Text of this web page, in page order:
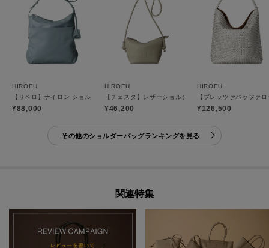
HIROFU
【リベロ】ナイロン ショルダーバッグ M（商品番号：P25-39508）
¥88,000
HIROFU
【チェスタ】レザーショルダーバッグ S 2WAY 本革
¥46,200
HIROFU
【ブレッツァバッファ
¥126,500
その他のショルダーバッグランキングを見る
関連特集